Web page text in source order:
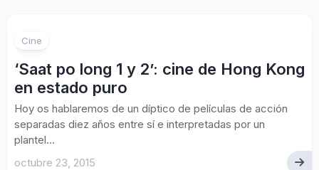
Cine
‘Saat po long 1 y 2’: cine de Hong Kong
en estado puro
Hoy os hablaremos de un díptico de películas de acción
separadas diez años entre sí e interpretadas por un
plantel...
octubre 23, 2015